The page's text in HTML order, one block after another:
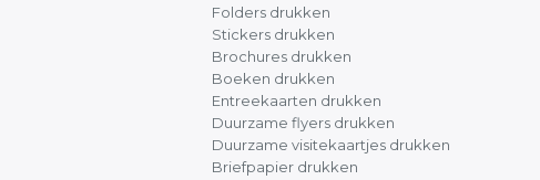
Folders drukken
Stickers drukken
Brochures drukken
Boeken drukken
Entreekaarten drukken
Duurzame flyers drukken
Duurzame visitekaartjes drukken
Briefpapier drukken